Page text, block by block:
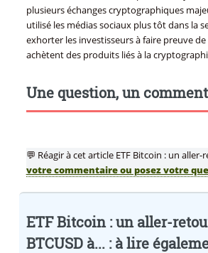
plusieurs échanges cryptographiques
utilisé les médias sociaux plus tôt dans la
exhorter les investisseurs à faire preuve de
achètent des produits liés à la
Une question, un
💬 Réagir à cet article ETF Bitcoin : un aller-
votre commentaire ou posez votre
ETF Bitcoin : un aller-
BTCUSD à... : à lire